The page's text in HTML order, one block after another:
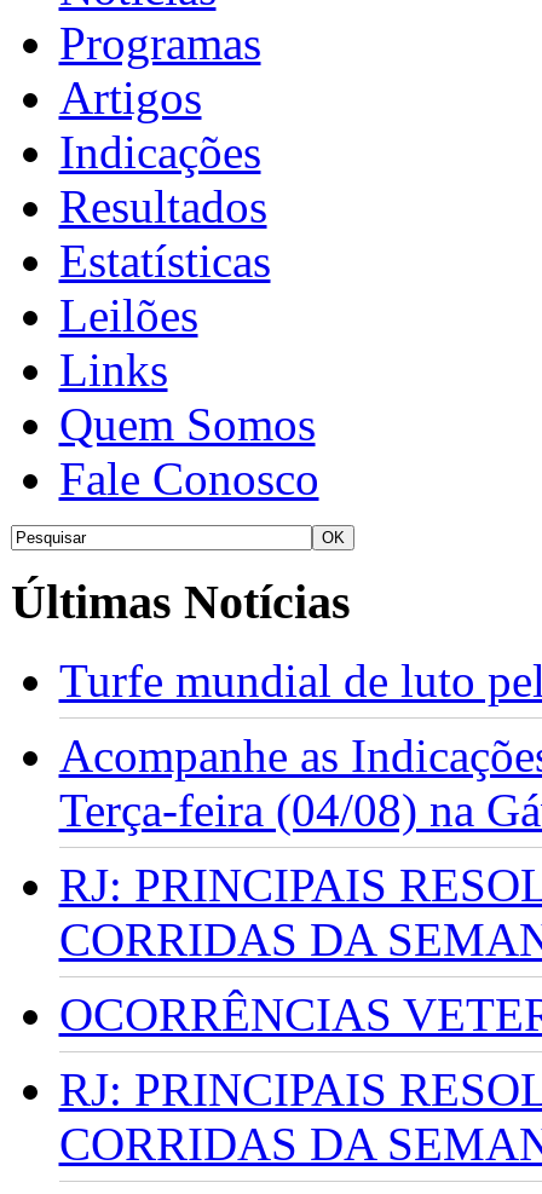
Programas
Artigos
Indicações
Resultados
Estatísticas
Leilões
Links
Quem Somos
Fale Conosco
Últimas Notícias
Turfe mundial de luto
Acompanhe as
Terça-feira (04/08) na
RJ: PRINCIPAIS
CORRIDAS DA
OCORRÊNCIAS
RJ: PRINCIPAIS
CORRIDAS DA